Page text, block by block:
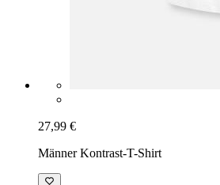
27,99 €
Männer Kontrast-T-Shirt